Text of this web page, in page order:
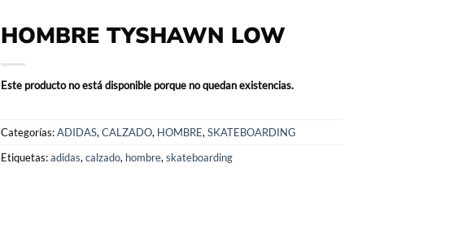
HOMBRE TYSHAWN LOW
Este producto no está disponible porque no quedan existencias.
Categorías:ADIDAS, CALZADO, HOMBRE, SKATEBOARDING
Etiquetas:adidas, calzado, hombre, skateboarding